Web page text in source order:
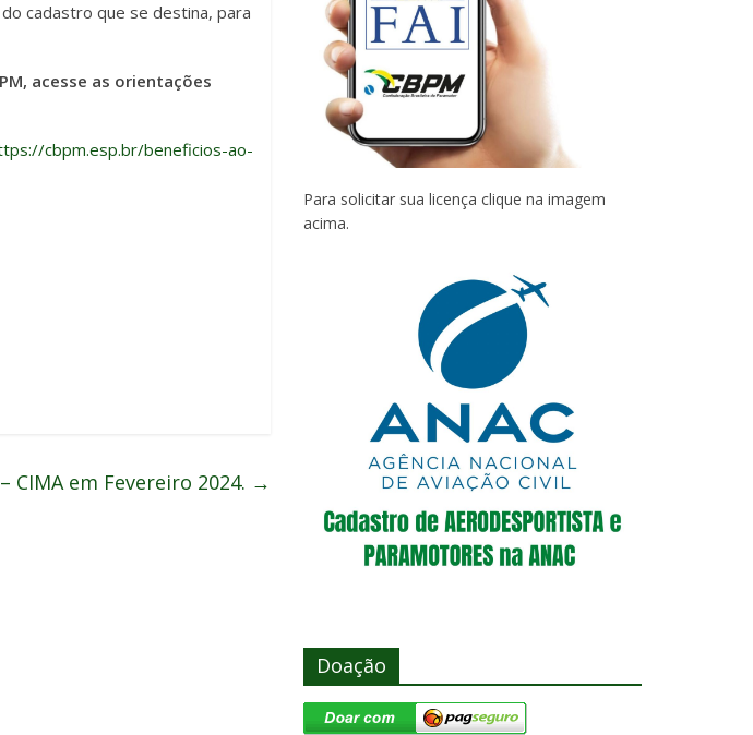
cadastro que se destina, para
acesse as orientações
cbpm.esp.br/beneficios-ao-
CIMA em Fevereiro 2024. →
Para solicitar sua licença clique na imagem
acima.
Doação